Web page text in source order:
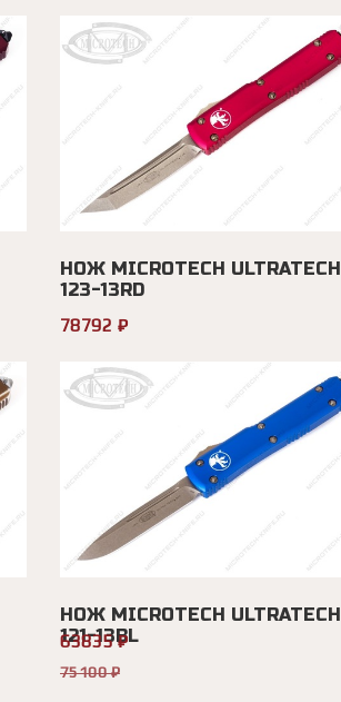
НОЖ MICROTECH ULTRATECH
123-13RD
78792 ₽
НОЖ MICROTECH ULTRATECH
121-13BL
63835 ₽
75100 ₽